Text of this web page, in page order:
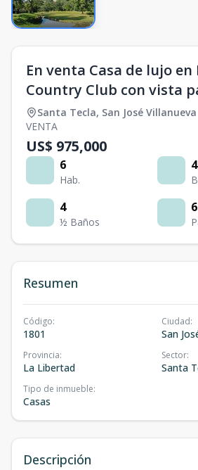
En venta Casa de lujo en
Country Club con vista
Santa Tecla, San José Villanueva
VENTA
US$ 975,000
6
Hab.
4
4
½ Baños
6
Resumen
Código:
1801
Ciudad:
San
Provincia:
La Libertad
Sector:
Santa
Tipo de inmueble:
Casas
Descripción